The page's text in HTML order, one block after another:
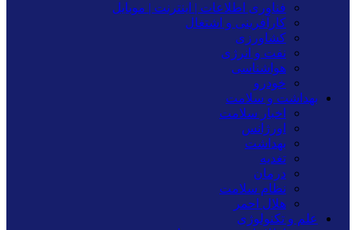
فناوری اطلاعات | اینترنت | موبایل
کارآفرینی و اشتغال
کشاورزی
نفت و انرژی
هواشناسی
خودرو
بهداشت و سلامت
اخبار سلامت
اورژانس
بهداشت
تغدیه
درمان
نظام سلامت
هلال احمر
علم و تکنولوژی